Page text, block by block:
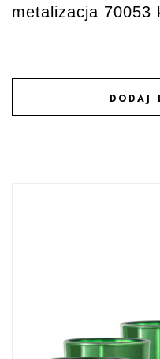
metalizacja 70053
DODAJ
DODAJ